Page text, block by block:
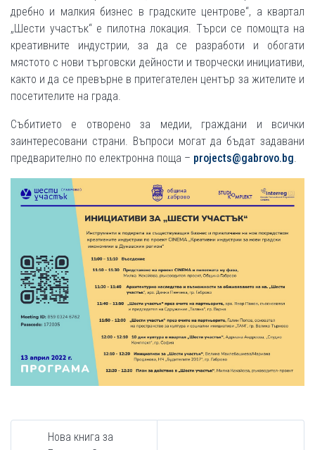
дребно и малкия бизнес в градските центрове“, а квартал
„Шести участък“ е пилотна локация. Търси се помощта на
креативните индустрии, за да се разработи и обогати
мястото с нови търговски дейности и творчески инициативи,
както и да се превърне в притегателен център за жителите и
посетителите на града.
Събитието е отворено за медии, граждани и всички
заинтересовани страни. Въпроси могат да бъдат задавани
предварително по електронна поща – projects@gabrovo.bg
Нова книга за